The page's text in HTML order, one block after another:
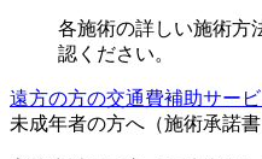
各施術の詳しい施術方
認ください。
遠方の方の交通費補助サービ
未成年者の方へ（施術承諾書